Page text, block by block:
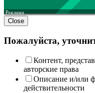
Реклама
Close
Пожалуйста,
Контент,
авторские права
Описание и/или
действительности